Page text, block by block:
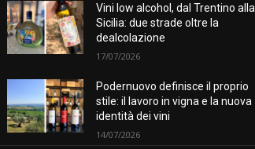
Vini low alcohol, dal Trentino alla
Sicilia: due strade oltre la
dealcolazione
17/07/2026
Podernuovo definisce il proprio
stile: il lavoro in vigna e la nuova
identità dei vini
14/07/2026